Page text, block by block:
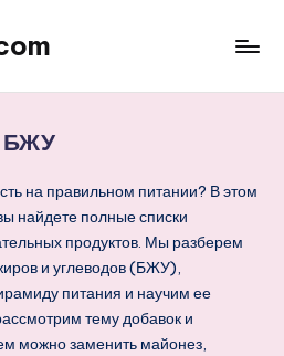
БЖУ
на правильном питании? В этом
найдете полные списки
продуктов. Мы разберем
и углеводов (БЖУ),
питания и научим ее
тему добавок и
можно заменить майонез,